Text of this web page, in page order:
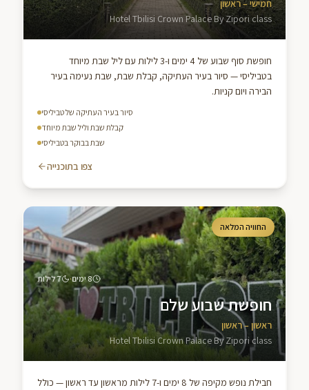
חמישי – ראשון
Hotel Tbilisi Crown Palace By Zipori class
חופשת סוף שבוע של 4 ימים ו-3 לילות עם ליל שבת מיוחד
בטביליסי — סיור בעיר העתיקה, קבלת שבת, שבת נעימה בעיר
הבירה ויום קניות.
סיור בעיר העתיקה של טביליסי
קבלת שבת וליל שבת מיוחד
שבת בבוקר בטביליסי
צפו בתוכנייה
החוויה המלאה
8ימים·
7לילות
חופשת שבוע שלם
ראשון – ראשון
Hotel Tbilisi Crown Palace By Zipori class
חבילת נופש מקיפה של 8 ימים ו-7 לילות מראשון עד ראשון — כולל